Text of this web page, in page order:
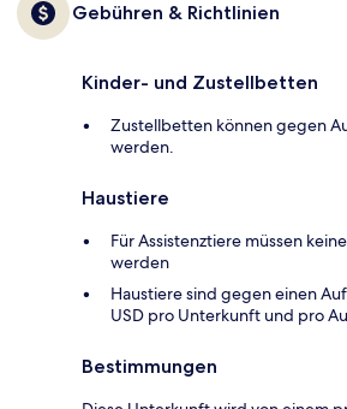
Gebühren & Richtlinien
Kinder- und Zustellbetten
Zustellbetten können gegen
werden.
Haustiere
Für Assistenztiere müssen
werden
Haustiere sind gegen einen
USD pro Unterkunft und pro
Bestimmungen